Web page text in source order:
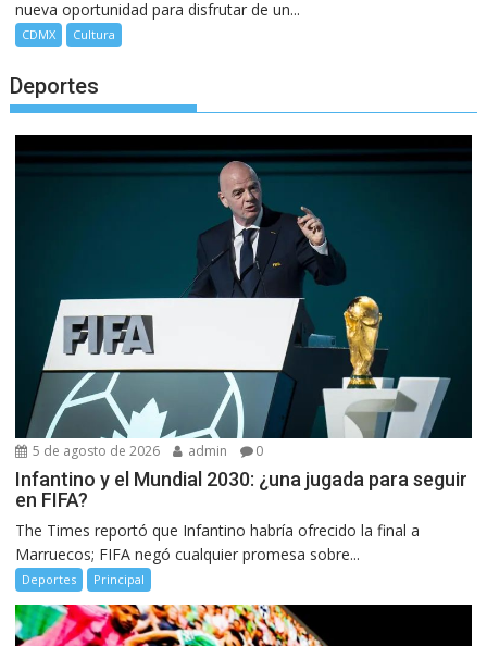
nueva oportunidad para disfrutar de un...
CDMX Cultura
Deportes
5 de agosto de 2026 admin 0
Infantino y el Mundial 2030: ¿una jugada para seguir
en FIFA?
The Times reportó que Infantino habría ofrecido la final a
Marruecos; FIFA negó cualquier promesa sobre...
Deportes Principal